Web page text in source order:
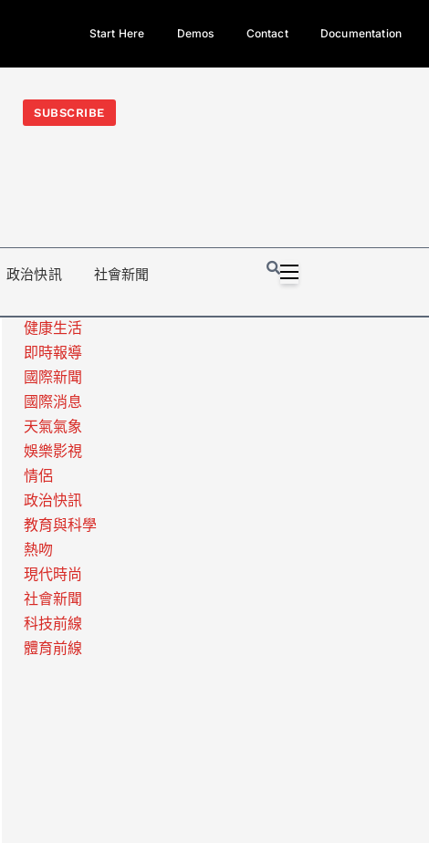
今日熱門新聞TOP3｜西拉雅族正式成第17個原住民族、立院電競
光電場回
Start Here Demos Contact Documentation
SUBSCRIBE
政治快訊 社會新聞
健康生活
即時報導
國際新聞
國際消息
天氣氣象
娛樂影視
情侶
政治快訊
教育與科學
熱吻
現代時尚
社會新聞
科技前線
體育前線